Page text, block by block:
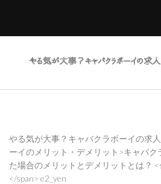
やる気が大事？キャバクラボーイの求
ーイのメリット・デメリット >キャバク
た場合のメリットとデメリットとは？
</span> e2_yen